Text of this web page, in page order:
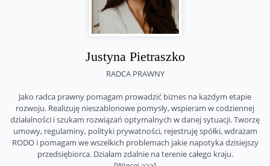
Justyna Pietraszko
RADCA PRAWNY
Jako radca prawny pomagam prowadzić biznes na każdym etapie
rozwoju. Realizuję nieszablonowe pomysły, wspieram w codziennej
działalności i szukam rozwiązań optymalnych w danej sytuacji. Tworzę
umowy, regulaminy, polityki prywatności, rejestruję spółki, wdrażam
RODO i pomagam we wszelkich problemach jakie napotyka dzisiejszy
przedsiębiorca. Działam zdalnie na terenie całego kraju.